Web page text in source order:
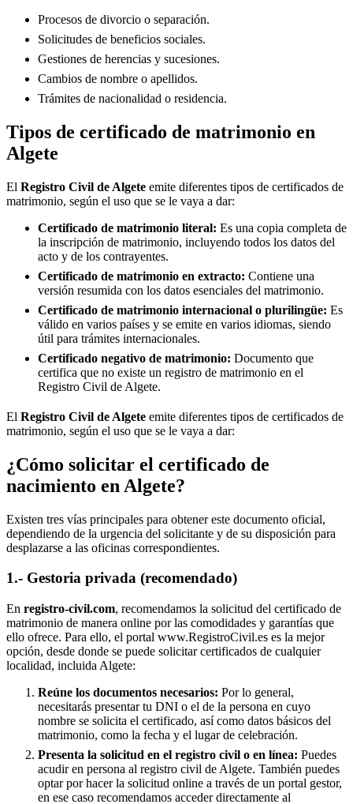
Procesos de divorcio o separación.
Solicitudes de beneficios sociales.
Gestiones de herencias y sucesiones.
Cambios de nombre o apellidos.
Trámites de nacionalidad o residencia.
Tipos de certificado de matrimonio en
Algete
El Registro Civil de Algete emite diferentes tipos de certificados de
matrimonio, según el uso que se le vaya a dar:
Certificado de matrimonio literal: Es una copia completa de
la inscripción de matrimonio, incluyendo todos los datos del
acto y de los contrayentes.
Certificado de matrimonio en extracto: Contiene una
versión resumida con los datos esenciales del matrimonio.
Certificado de matrimonio internacional o plurilingüe: Es
válido en varios países y se emite en varios idiomas, siendo
útil para trámites internacionales.
Certificado negativo de matrimonio: Documento que
certifica que no existe un registro de matrimonio en el
Registro Civil de Algete.
El Registro Civil de Algete emite diferentes tipos de certificados de
matrimonio, según el uso que se le vaya a dar:
¿Cómo solicitar el certificado de
nacimiento en Algete?
Existen tres vías principales para obtener este documento oficial,
dependiendo de la urgencia del solicitante y de su disposición para
desplazarse a las oficinas correspondientes.
1.- Gestoria privada (recomendado)
En registro-civil.com, recomendamos la solicitud del certificado de
matrimonio de manera online por las comodidades y garantías que
ello ofrece. Para ello, el portal www.RegistroCivil.es es la mejor
opción, desde donde se puede solicitar certificados de cualquier
localidad, incluida Algete:
Reúne los documentos necesarios: Por lo general,
necesitarás presentar tu DNI o el de la persona en cuyo
nombre se solicita el certificado, así como datos básicos del
matrimonio, como la fecha y el lugar de celebración.
Presenta la solicitud en el registro civil o en línea: Puedes
acudir en persona al registro civil de Algete. También puedes
optar por hacer la solicitud online a través de un portal gestor,
en ese caso recomendamos acceder directamente al